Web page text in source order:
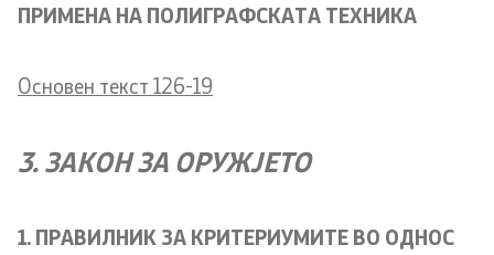
ПРИМЕНА НА ПОЛИГРАФСКАТА ТЕХНИКА
Основен текст 126-19
3. ЗАКОН ЗА ОРУЖЈЕТО
1. ПРАВИЛНИК ЗА КРИТЕРИУМИТЕ ВО ОДНОС